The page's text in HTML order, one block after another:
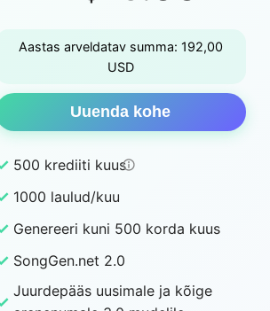
Aastas arveldatav summa: 192,00
USD
Uuenda kohe
500 krediiti kuus
1000 laulud/kuu
Genereeri kuni 500 korda kuus
SongGen.net 2.0
Juurdepääs uusimale ja kõige